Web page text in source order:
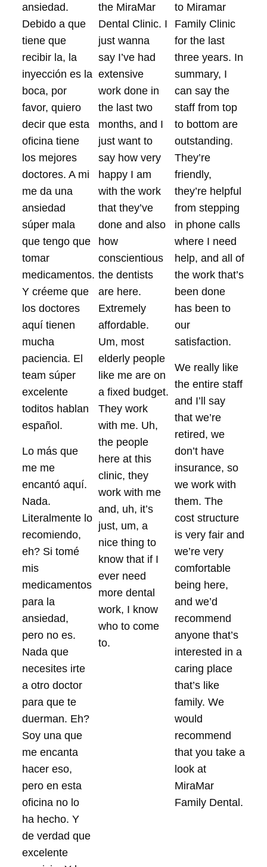
ansiedad.
Debido a que
tiene que
recibir la, la
inyección es la
boca, por
favor, quiero
decir que esta
oficina tiene
los mejores
doctores. A mi
me da una
ansiedad
súper mala
que tengo que
tomar
medicamentos.
Y créeme que
los doctores
aquí tienen
mucha
paciencia. El
team súper
excelente
toditos hablan
español.
Lo más que
me me
encantó aquí.
Nada.
Literalmente lo
recomiendo,
eh? Si tomé
mis
medicamentos
para la
ansiedad,
pero no es.
Nada que
necesites irte
a otro doctor
para que te
duerman. Eh?
Soy una que
me encanta
hacer eso,
pero en esta
oficina no lo
ha hecho. Y
de verdad que
excelente
the MiraMar
Dental Clinic. I
just wanna
say I’ve had
extensive
work done in
the last two
months, and I
just want to
say how very
happy I am
with the work
that they’ve
done and also
how
conscientious
the dentists
are here.
Extremely
affordable.
Um, most
elderly people
like me are on
a fixed budget.
They work
with me. Uh,
the people
here at this
clinic, they
work with me
and, uh, it’s
just, um, a
nice thing to
know that if I
ever need
more dental
work, I know
who to come
to.
to Miramar
Family Clinic
for the last
three years. In
summary, I
can say the
staff from top
to bottom are
outstanding.
They’re
friendly,
they’re helpful
from stepping
in phone calls
where I need
help, and all of
the work that’s
been done
has been to
our
satisfaction.
We really like
the entire staff
and I’ll say
that we’re
retired, we
don’t have
insurance, so
we work with
them. The
cost structure
is very fair and
we’re very
comfortable
being here,
and we’d
recommend
anyone that’s
interested in a
caring place
that’s like
family. We
would
recommend
that you take a
look at
MiraMar
Family Dental.